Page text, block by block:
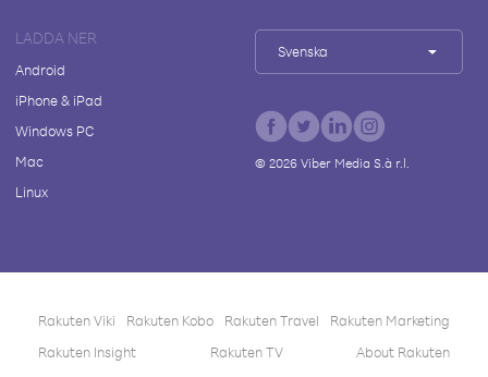
LADDA NER
Android
iPhone & iPad
Windows PC
Mac
Linux
Svenska
© 2026Viber Media S.à r.l.
Rakuten Viki Rakuten Kobo Rakuten Travel
Rakuten Marketing
Rakuten Insight
Rakuten TV About Rakuten